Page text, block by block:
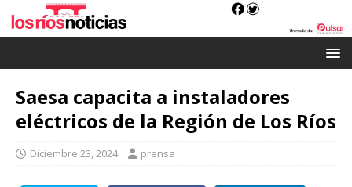
Saesa capacita a instaladores
eléctricos de la Región de Los Ríos
Diciembre 23, 2024 prensa